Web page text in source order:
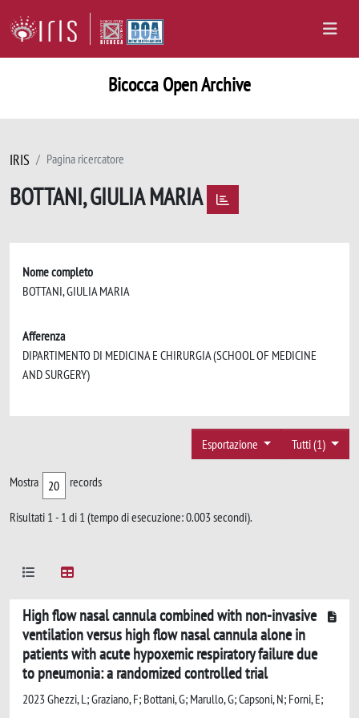
Bicocca Open Archive
IRIS Pagina ricercatore
BOTTANI, GIULIA MARIA
Nome completo
BOTTANI, GIULIA MARIA
Afferenza
DIPARTIMENTO DI MEDICINA E CHIRURGIA (SCHOOL OF MEDICINE
AND SURGERY)
Tutti (1)
Esportazione
Mostra records
Risultati 1 - 1 di 1 (tempo di esecuzione: 0.003 secondi).
High flow nasal cannula combined with non-invasive
ventilation versus high flow nasal cannula alone in
patients with acute hypoxemic respiratory failure due
to pneumonia: a randomized controlled trial
2023 Ghezzi, L; Graziano, F; Bottani, G; Marullo, G; Capsoni, N; Forni, E;